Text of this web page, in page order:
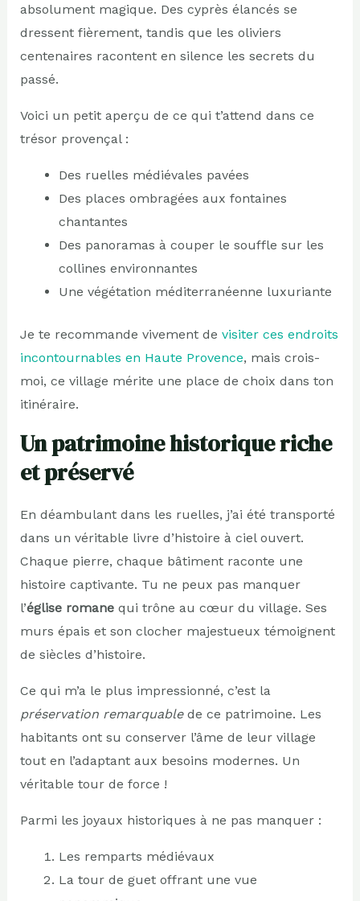
absolument magique. Des cyprès élancés se
dressent fièrement, tandis que les oliviers
centenaires racontent en silence les secrets du
passé.
Voici un petit aperçu de ce qui t’attend dans ce
trésor provençal :
Des ruelles médiévales pavées
Des places ombragées aux fontaines
chantantes
Des panoramas à couper le souffle sur les
collines environnantes
Une végétation méditerranéenne luxuriante
Je te recommande vivement de visiter ces endroits
incontournables en Haute Provence, mais crois-
moi, ce village mérite une place de choix dans ton
itinéraire.
Un patrimoine historique riche
et préservé
En déambulant dans les ruelles, j’ai été transporté
dans un véritable livre d’histoire à ciel ouvert.
Chaque pierre, chaque bâtiment raconte une
histoire captivante. Tu ne peux pas manquer
l’église romanequi trône au cœur du village. Ses
murs épais et son clocher majestueux témoignent
de siècles d’histoire.
Ce qui m’a le plus impressionné, c’est la
préservation remarquablede ce patrimoine. Les
habitants ont su conserver l’âme de leur village
tout en l’adaptant aux besoins modernes. Un
véritable tour de force !
Parmi les joyaux historiques à ne pas manquer :
Les remparts médiévaux
La tour de guet offrant une vue